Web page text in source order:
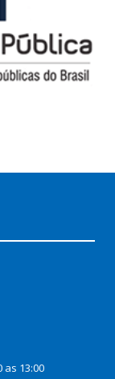
as 13:00